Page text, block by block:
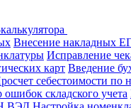
Внесение накладных
Исправление
карт Введение
себестоимости по
ошибок складского учета